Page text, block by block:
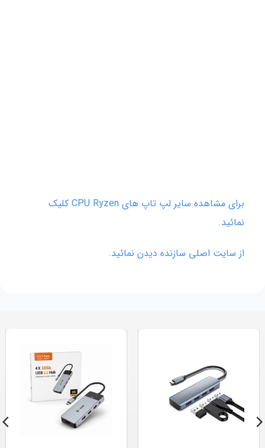
برای مشاهده سایر لپ تاپ های CPU Ryzen کلیک
نمائید.
از سایت اصلی سازنده دیدن نمائید.